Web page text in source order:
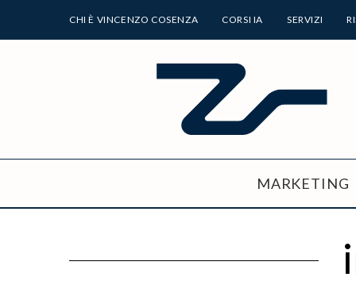
CHI È VINCENZO COSENZA CORSI IA SERVIZI
MARKETING